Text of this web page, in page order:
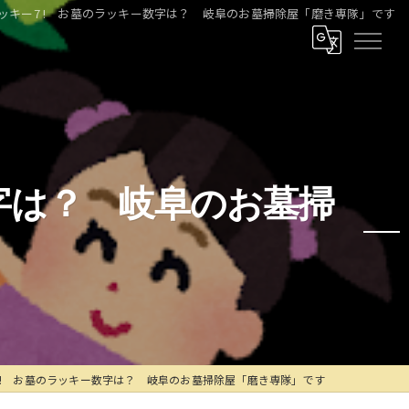
キー7 ! お墓のラッキー数字は？ 岐阜のお墓掃除屋「磨き専隊」です
は？ 岐阜のお墓掃
お墓のラッキー数字は？ 岐阜のお墓掃除屋「磨き専隊」です